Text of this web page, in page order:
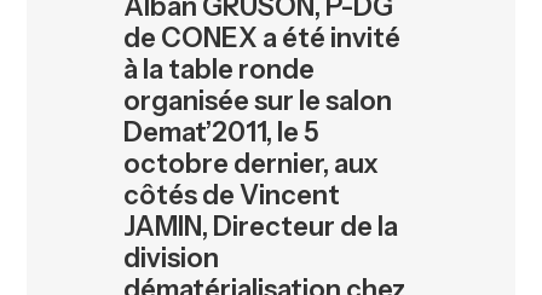
Alban GRUSON, P-DG
de CONEX a été invité
à la table ronde
organisée sur le salon
Demat’2011, le 5
octobre dernier, aux
côtés de Vincent
JAMIN, Directeur de la
division